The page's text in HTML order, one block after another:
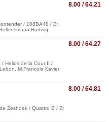
8.00 / 64.21
/ 108BA48 / B:
8.00 / 64.27
/ Helios de la Cour II /
M.Francois Xavier
8.00 / 64.81
Zeshoek / Quattro B / B: